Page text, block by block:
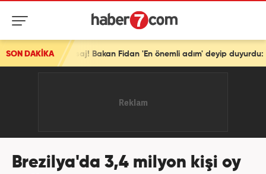
SON DAKİKA Türkiye'den tarihi mesaj! Bakan Fidan
Brezilya'da 3,4 milyon kişi oy